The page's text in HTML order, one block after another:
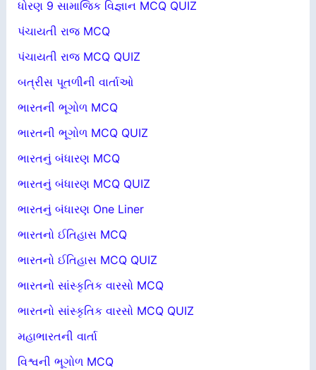
ધોરણ 9 સામાજિક વિજ્ઞાન MCQ QUIZ
પંચાયતી રાજ MCQ
પંચાયતી રાજ MCQ QUIZ
બત્રીસ પૂતળીની વાર્તાઓ
ભારતની ભૂગોળ MCQ
ભારતની ભૂગોળ MCQ QUIZ
ભારતનું બંધારણ MCQ
ભારતનું બંધારણ MCQ QUIZ
ભારતનું બંધારણ One Liner
ભારતનો ઈતિહાસ MCQ
ભારતનો ઈતિહાસ MCQ QUIZ
ભારતનો સાંસ્કૃતિક વારસો MCQ
ભારતનો સાંસ્કૃતિક વારસો MCQ QUIZ
મહાભારતની વાર્તા
વિશ્વની ભૂગોળ MCQ